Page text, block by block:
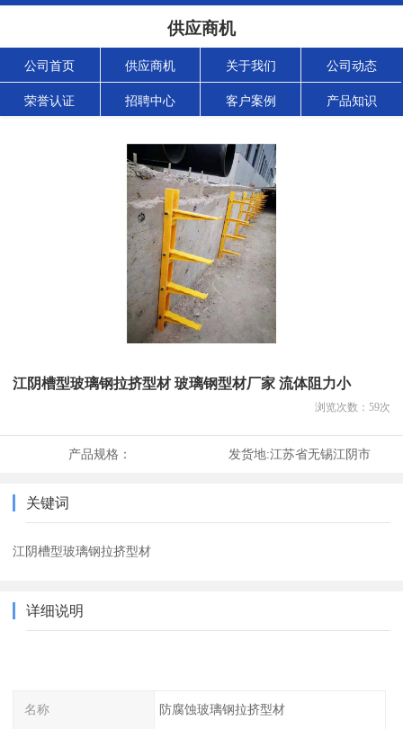
供应商机
公司首页 供应商机 关于我们 公司动态
荣誉认证 招聘中心 客户案例 产品知识
江阴槽型玻璃钢拉挤型材 玻璃钢型材厂家 流体阻力小
浏览次数： 59次
产品规格： 发货地:江苏省无锡江阴市
关键词
江阴槽型玻璃钢拉挤型材
详细说明
名称 防腐蚀玻璃钢拉挤型材